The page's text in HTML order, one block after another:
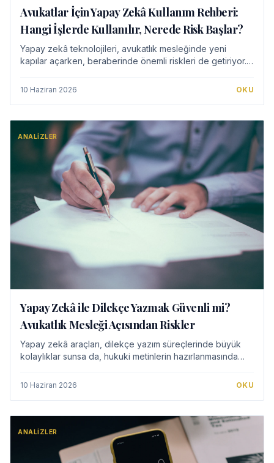
Avukatlar İçin Yapay Zekâ Kullanım Rehberi:
Hangi İşlerde Kullanılır, Nerede Risk Başlar?
Yapay zekâ teknolojileri, avukatlık mesleğinde yeni
kapılar açarken, beraberinde önemli riskleri de getiriyor.
ve güvenli bir şekilde kullanab…
10 Haziran 2026 OKU
ANALIZLER
Yapay Zekâ ile Dilekçe Yazmak Güvenli mi?
Avukatlık Mesleği Açısından Riskler
Yapay zekâ araçları, dilekçe yazım süreçlerinde büyük
kolaylıklar sunsa da, hukuki metinlerin hazırlanmasında
yanlış hukuki nitelendirmeler ve…
10 Haziran 2026 OKU
ANALIZLER